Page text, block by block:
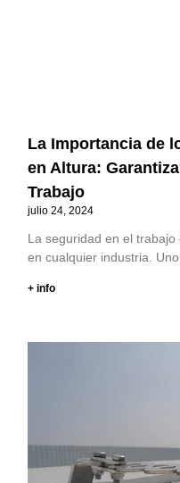
La Importancia de
en Altura:
Trabajo
julio 24, 2024
La seguridad en el
en cualquier industria.
+ info